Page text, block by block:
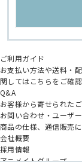
ご利用ガイド
お支払い方法や送料・
関してはこちらをご確認
Q&A
お客様から寄せられた
お問い合わせ・ユーザ
商品の仕様、通信販売
会社概要
採用情報